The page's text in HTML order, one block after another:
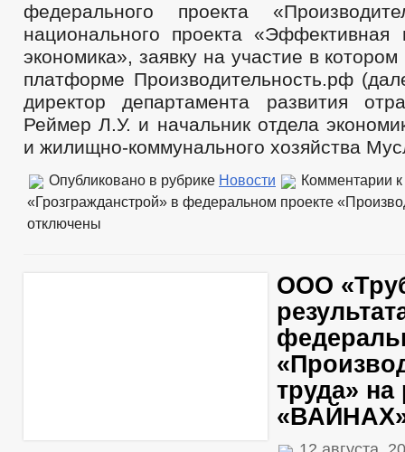
федерального проекта
национального проекта
экономика», заявку на участие в
платформе Производительность.рф
директор департамента развития
Реймер Л.У. и начальник отдела
и жилищно-коммунального хозяйства
Опубликовано в рубрике Новости Комментарии
«Грозгражданстрой» в федеральном проекте
отключены
ООО
труда» на